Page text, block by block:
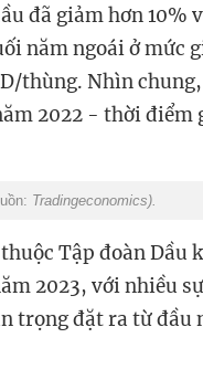
đã giảm hơn 10%
năm ngoái ở mức
thùng. Nhìn
2022 - thời điểm
Tradingeconomics).
Tập đoàn Dầu
2023, với nhiều
trọng đặt ra từ đầu